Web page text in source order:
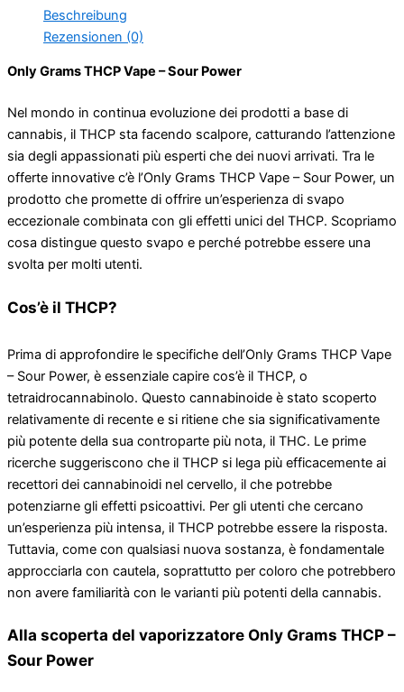
Menge
Beschreibung
Rezensionen (0)
Only Grams THCP Vape – Sour Power
Nel mondo in continua evoluzione dei prodotti a base di
cannabis, il THCP sta facendo scalpore, catturando l’attenzione
sia degli appassionati più esperti che dei nuovi arrivati. Tra le
offerte innovative c’è l’Only Grams THCP Vape – Sour Power, un
prodotto che promette di offrire un’esperienza di svapo
eccezionale combinata con gli effetti unici del THCP. Scopriamo
cosa distingue questo svapo e perché potrebbe essere una
svolta per molti utenti.
Cos’è il THCP?
Prima di approfondire le specifiche dell’Only Grams THCP Vape
– Sour Power, è essenziale capire cos’è il THCP, o
tetraidrocannabinolo. Questo cannabinoide è stato scoperto
relativamente di recente e si ritiene che sia significativamente
più potente della sua controparte più nota, il THC. Le prime
ricerche suggeriscono che il THCP si lega più efficacemente ai
recettori dei cannabinoidi nel cervello, il che potrebbe
potenziarne gli effetti psicoattivi. Per gli utenti che cercano
un’esperienza più intensa, il THCP potrebbe essere la risposta.
Tuttavia, come con qualsiasi nuova sostanza, è fondamentale
approcciarla con cautela, soprattutto per coloro che potrebbero
non avere familiarità con le varianti più potenti della cannabis.
Alla scoperta del vaporizzatore Only Grams THCP –
Sour Power